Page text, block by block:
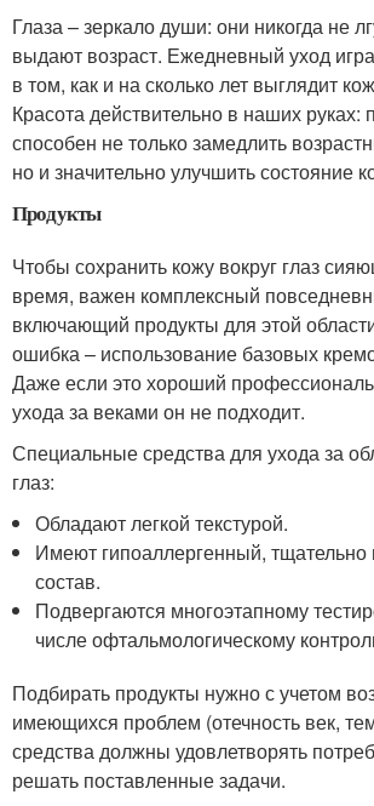
Глаза – зеркало души: они никогда не
выдают возраст. Ежедневный уход
в том, как и на сколько лет выглядит
Красота действительно в наших руках:
способен не только замедлить
но и значительно улучшить состояние
Продукты
Чтобы сохранить кожу вокруг глаз
время, важен комплексный
включающий продукты для этой
ошибка – использование базовых
Даже если это хороший
ухода за веками он не подходит.
Специальные средства для ухода за
глаз:
Обладают легкой текстурой.
Имеют гипоаллергенный,
состав.
Подвергаются многоэтапному
числе офтальмологическому
Подбирать продукты нужно с учетом
имеющихся проблем (отечность век,
средства должны удовлетворять
решать поставленные задачи.